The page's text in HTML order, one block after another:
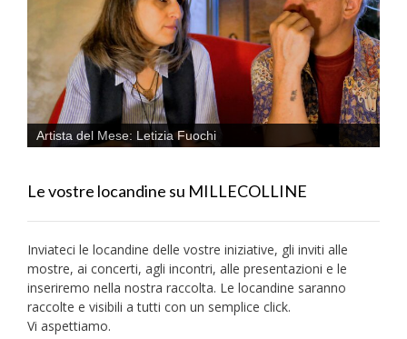
Artista del Mese: Letizia Fuochi
Le vostre locandine su MILLECOLLINE
Inviateci le locandine delle vostre iniziative, gli inviti alle
mostre, ai concerti, agli incontri, alle presentazioni e le
inseriremo nella nostra raccolta. Le locandine saranno
raccolte e visibili a tutti con un semplice click.
Vi aspettiamo.